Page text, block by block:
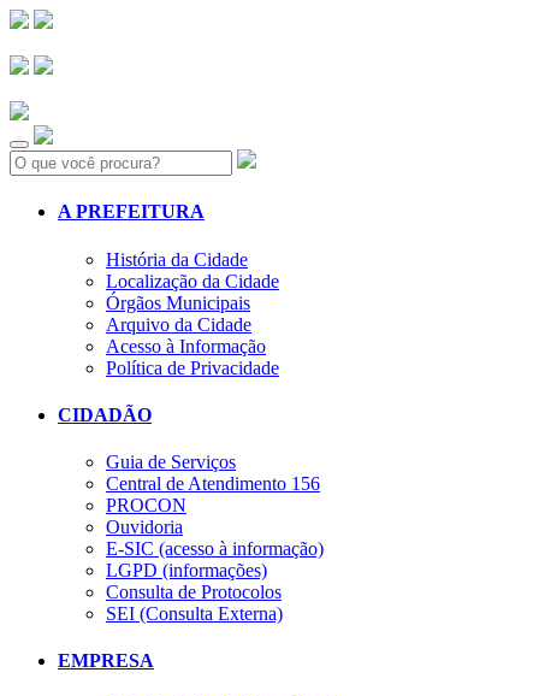
Search:
A PREFEITURA
História da Cidade
Localização da Cidade
Órgãos Municipais
Arquivo da Cidade
Acesso à Informação
Política de Privacidade
CIDADÃO
Guia de Serviços
Central de Atendimento 156
PROCON
Ouvidoria
E-SIC (acesso à informação)
LGPD (informações)
Consulta de Protocolos
SEI (Consulta Externa)
EMPRESA